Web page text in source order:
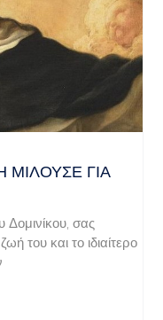
ΓΙΑ ΤΟ
Δομινίκου, σας
του και το ιδιαίτερο